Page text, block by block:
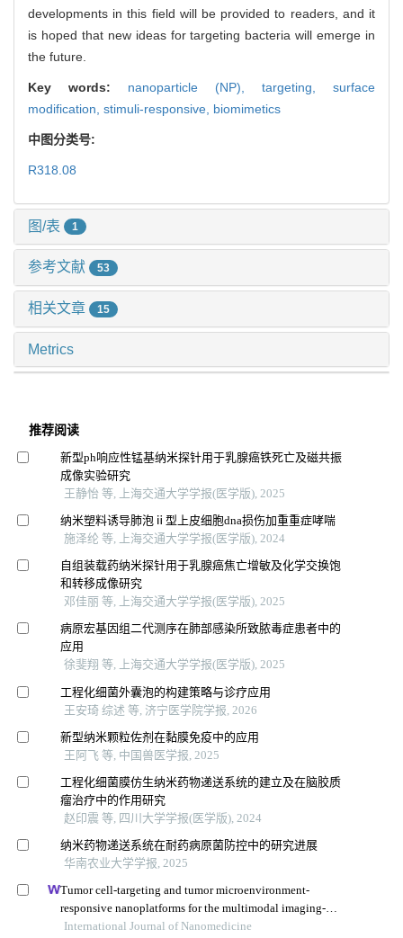
developments in this field will be provided to readers, and it
is hoped that new ideas for targeting bacteria will emerge in
the future.
Key words: nanoparticle (NP), targeting, surface
modification, stimuli-responsive, biomimetics
中图分类号:
R318.08
图/表 1
参考文献 53
相关文章 15
Metrics
推荐阅读
新型ph响应性锰基纳米探针用于乳腺癌铁死亡及磁共振
成像实验研究
王静怡 等, 上海交通大学学报(医学版), 2025
纳米塑料诱导肺泡ⅱ型上皮细胞dna损伤加重重症哮喘
施泽纶 等, 上海交通大学学报(医学版), 2024
自组装载药纳米探针用于乳腺癌焦亡增敏及化学交换饱
和转移成像研究
邓佳丽 等, 上海交通大学学报(医学版), 2025
病原宏基因组二代测序在肺部感染所致脓毒症患者中的
应用
徐斐翔 等, 上海交通大学学报(医学版), 2025
工程化细菌外囊泡的构建策略与诊疗应用
王安琦 综述 等, 济宁医学院学报, 2026
新型纳米颗粒佐剂在黏膜免疫中的应用
王阿飞 等, 中国兽医学报, 2025
工程化细菌膜仿生纳米药物递送系统的建立及在脑胶质
瘤治疗中的作用研究
赵印震 等, 四川大学学报(医学版), 2024
纳米药物递送系统在耐药病原菌防控中的研究进展
华南农业大学学报, 2025
Tumor cell-targeting and tumor microenvironment-
responsive nanoplatforms for the multimodal imaging-
guided photodynamic/photothermal/chemodynamic
International Journal of Nanomedicine